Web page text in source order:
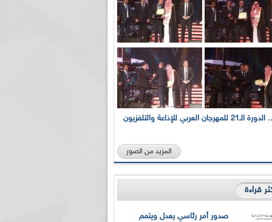
بالصور... الدورة الـ21 للمهرجان العربي للإذاعة والتلفزيون
المزيد من الصور
قراءة
صدور أمر رئاسي يعدل ويتمم